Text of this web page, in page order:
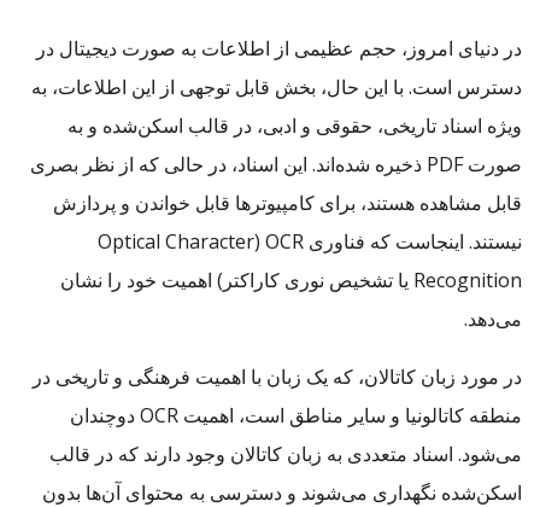
در دنیای امروز، حجم عظیمی از اطلاعات به صورت دیجیتال در
دسترس است. با این حال، بخش قابل توجهی از این اطلاعات، به
ویژه اسناد تاریخی، حقوقی و ادبی، در قالب اسکن‌شده و به
صورت PDF ذخیره شده‌اند. این اسناد، در حالی که از نظر بصری
قابل مشاهده هستند، برای کامپیوترها قابل خواندن و پردازش
نیستند. اینجاست که فناوری OCR (Optical Character
Recognition یا تشخیص نوری کاراکتر) اهمیت خود را نشان
می‌دهد.
در مورد زبان کاتالان، که یک زبان با اهمیت فرهنگی و تاریخی در
منطقه کاتالونیا و سایر مناطق است، اهمیت OCR دوچندان
می‌شود. اسناد متعددی به زبان کاتالان وجود دارند که در قالب
اسکن‌شده نگهداری می‌شوند و دسترسی به محتوای آن‌ها بدون